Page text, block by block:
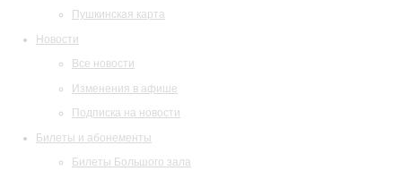
Пушкинская карта
Новости
Все новости
Изменения в афише
Подписка на новости
Билеты и абонементы
Билеты Большого зала